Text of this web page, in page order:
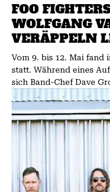
FOO
WOLFGANG
VERÄPPELN
Vom 9. bis 12. Mai fand
statt. Während eines
sich Band-Chef Dave